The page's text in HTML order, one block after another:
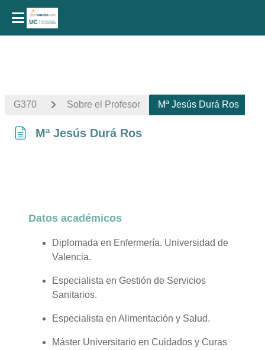
G370 Sobre el Profesor Mª Jesús Durá Ros
Mª Jesús Durá Ros
Datos académicos
Diplomada en Enfermería. Universidad de
Valencia.
Especialista en Gestión de Servicios
Sanitarios.
Especialista en Alimentación y Salud.
Máster Universitario en Cuidados y Curas